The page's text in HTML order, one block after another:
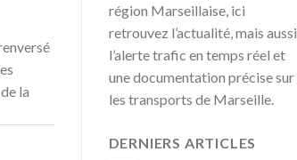
la
région Marseillaise, ici
retrouvez l’actualité, mais aussi
l’alerte trafic en temps réel et
une documentation précise sur
les transports de Marseille.
DERNIERS ARTICLES